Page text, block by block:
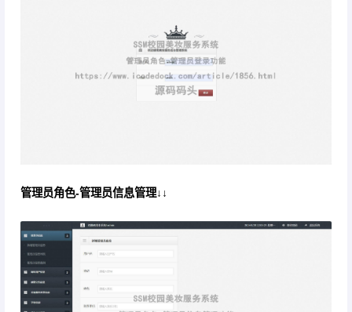
管理员角色-管理员信息管理↓↓